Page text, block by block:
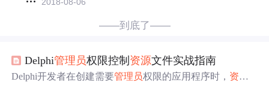
——到底了——
Delphi管理员权限控制 资源文件实战指南
Delphi开发者在创建需要管理员权限的应用程序时， 资源